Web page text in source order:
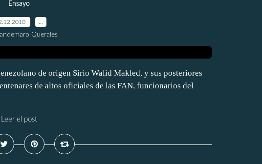
Ensayo
Querales
de origen Sirio Walid Makled, y sus posteriores
de altos oficiales de las FAN, funcionarios del
Leer el post